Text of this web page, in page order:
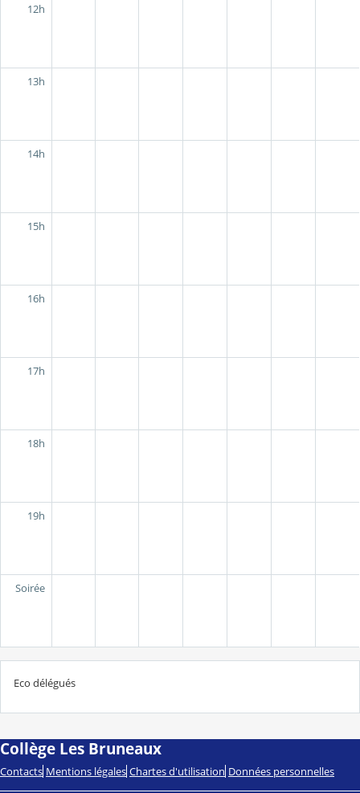
12h
13h
14h
15h
16h
17h
18h
19h
Soirée
Eco délégués
Collège Les Bruneaux
Contacts Mentions légales Chartes d'utilisation Données personnelles